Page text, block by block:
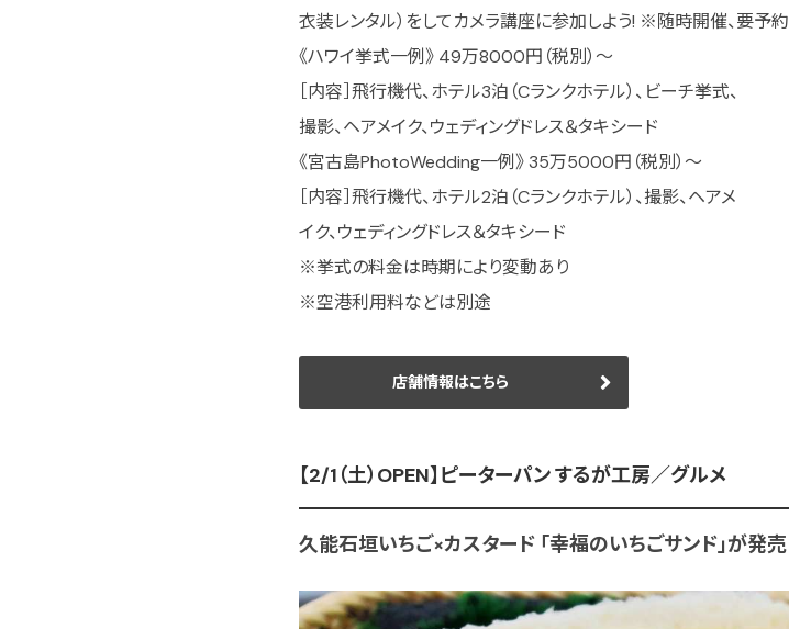
衣装レンタル）をしてカメラ講座に参加しよう! ※随時開催、要予約
《ハワイ挙式一例》 49万8000円（税別）〜
［内容］飛行機代、ホテル3泊（Cランクホテル）、ビーチ挙式、
撮影、ヘアメイク、ウェディングドレス＆タキシード
《宮古島PhotoWedding一例》 35万5000円（税別）〜
［内容］飛行機代、ホテル2泊（Cランクホテル）、撮影、ヘアメ
イク、ウェディングドレス＆タキシード
※挙式の料金は時期により変動あり
※空港利用料などは別途
店舗情報はこちら
【2/1（土）OPEN】ピーターパン するが工房／グルメ
久能石垣いちご×カスタード 「幸福のいちごサンド」が発売